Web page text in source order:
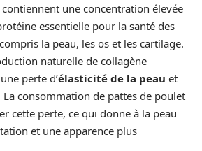
une concentration élevée
essentielle pour la santé des
la peau, les os et les cartilage.
naturelle de collagène
perte d’élasticité de la peau et
La consommation de pattes de poulet
cette perte, ce qui donne à la peau
et une apparence plus